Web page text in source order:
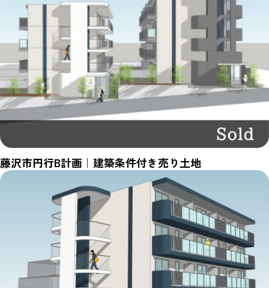
藤沢市円行B計画｜建築条件付き売り土地